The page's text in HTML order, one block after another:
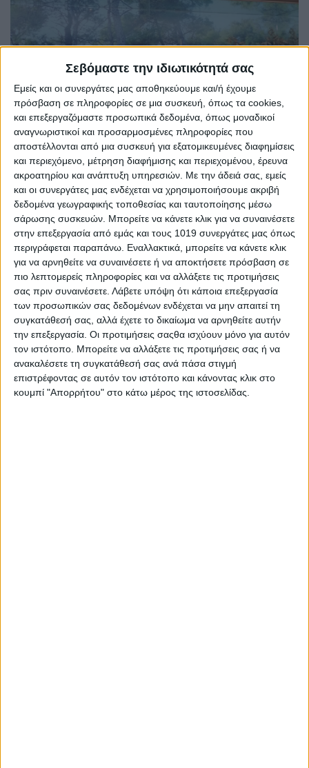
Σεβόμαστε την ιδιωτικότητά σας
Εμείς και οι συνεργάτες μας αποθηκεύουμε και/ή έχουμε
πρόσβαση σε πληροφορίες σε μια συσκευή, όπως τα cookies,
και επεξεργαζόμαστε προσωπικά δεδομένα, όπως μοναδικοί
αναγνωριστικοί και προσαρμοσμένες πληροφορίες που
αποστέλλονται από μια συσκευή για εξατομικευμένες διαφημίσεις
και περιεχόμενο, μέτρηση διαφήμισης και περιεχομένου, έρευνα
ακροατηρίου και ανάπτυξη υπηρεσιών. Με την άδειά σας, εμείς
και οι συνεργάτες μας ενδέχεται να χρησιμοποιήσουμε ακριβή
δεδομένα γεωγραφικής τοποθεσίας και ταυτοποίησης μέσω
σάρωσης συσκευών. Μπορείτε να κάνετε κλικ για να συναινέσετε
στην επεξεργασία από εμάς και τους 1019 συνεργάτες μας όπως
περιγράφεται παραπάνω. Εναλλακτικά, μπορείτε να κάνετε κλικ
για να αρνηθείτε να συναινέσετε ή να αποκτήσετε πρόσβαση σε
πιο λεπτομερείς πληροφορίες και να αλλάξετε τις προτιμήσεις
σας πριν συναινέσετε. Λάβετε υπόψη ότι κάποια επεξεργασία
των προσωπικών σας δεδομένων ενδέχεται να μην απαιτεί τη
συγκατάθεσή σας, αλλά έχετε το δικαίωμα να αρνηθείτε αυτήν
την επεξεργασία. Οι προτιμήσεις σαςθα ισχύουν μόνο για αυτόν
τον ιστότοπο. Μπορείτε να αλλάξετε τις προτιμήσεις σας ή να
ανακαλέσετε τη συγκατάθεσή σας ανά πάσα στιγμή
επιστρέφοντας σε αυτόν τον ιστότοπο και κάνοντας κλικ στο
κουμπί "Απορρήτου" στο κάτω μέρος της ιστοσελίδας.